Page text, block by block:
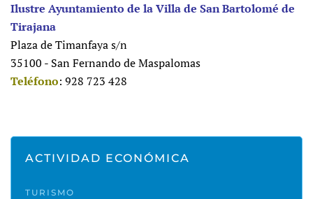
Ilustre Ayuntamiento de la Villa de San Bartolomé de
Tirajana
Plaza de Timanfaya s/n
35100 - San Fernando de Maspalomas
Teléfono: 928 723 428
ACTIVIDAD ECONÓMICA
TURISMO